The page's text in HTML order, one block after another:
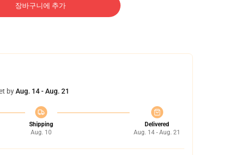
장바구니에 추가
byAug. 14 - Aug. 21
Shipping
Aug. 10
Delivered
Aug. 14 - Aug. 21